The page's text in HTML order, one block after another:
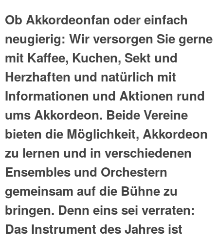
Ob Akkordeonfan oder einfach
neugierig: Wir versorgen Sie gerne
mit Kaffee, Kuchen, Sekt und
Herzhaften und natürlich mit
Informationen und Aktionen rund
ums Akkordeon. Beide Vereine
bieten die Möglichkeit, Akkordeon
zu lernen und in verschiedenen
Ensembles und Orchestern
gemeinsam auf die Bühne zu
bringen. Denn eins sei verraten:
Das Instrument des Jahres ist